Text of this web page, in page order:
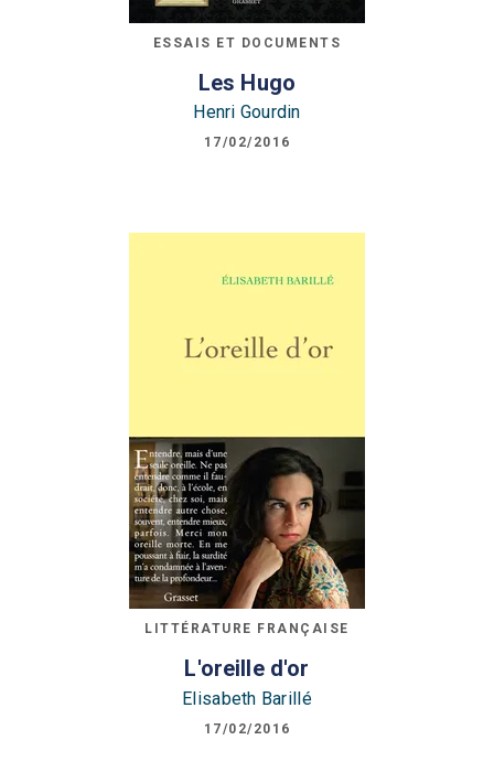
ESSAIS ET DOCUMENTS
Les Hugo
Henri Gourdin
17/02/2016
LITTÉRATURE FRANÇAISE
L'oreille d'or
Elisabeth Barillé
17/02/2016